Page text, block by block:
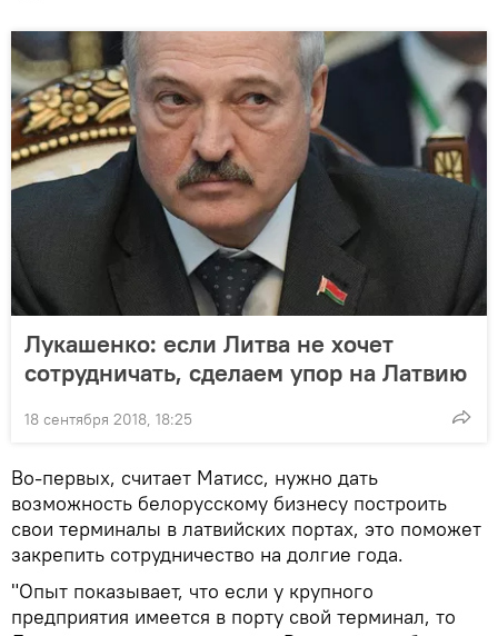
Лукашенко: если Литва не хочет
сотрудничать, сделаем упор на Латвию
18 сентября 2018, 18:25
Во-первых, считает Матисс, нужно дать
возможность белорусскому бизнесу построить
свои терминалы в латвийских портах, это поможет
закрепить сотрудничество на долгие года.
"Опыт показывает, что если у крупного
предприятия имеется в порту свой терминал, то